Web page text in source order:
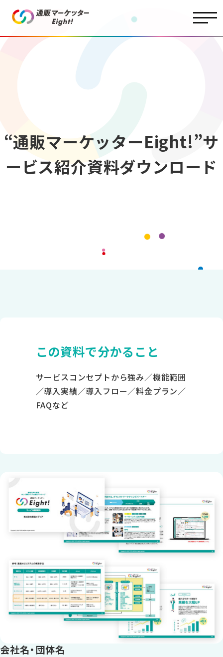
“通販マーケッターEight!”サ
ービス紹介資料ダウンロード
この資料で分かること
サービスコンセプトから強み／機能範囲
／導入実績／導入フロー／料金プラン／
FAQなど
会社名・団体名